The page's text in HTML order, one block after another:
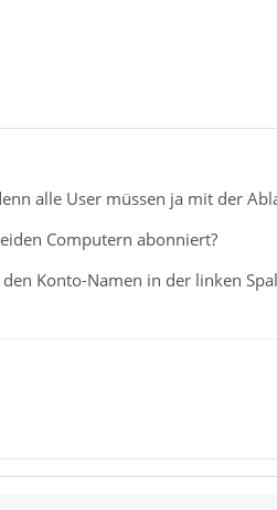
alle User müssen ja mit der
Computern abonniert?
Konto-Namen in der linken